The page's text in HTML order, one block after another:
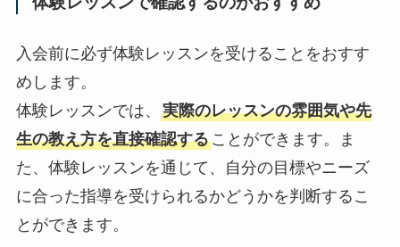
入会前に必ず体験レッスンを受けることをおすす
めします。
体験レッスンでは、 実際のレッスンの雰囲気や先
生の教え方を直接確認することができます。ま
た、体験レッスンを通じて、自分の目標やニーズ
に合った指導を受けられるかどうかを判断するこ
とができます。